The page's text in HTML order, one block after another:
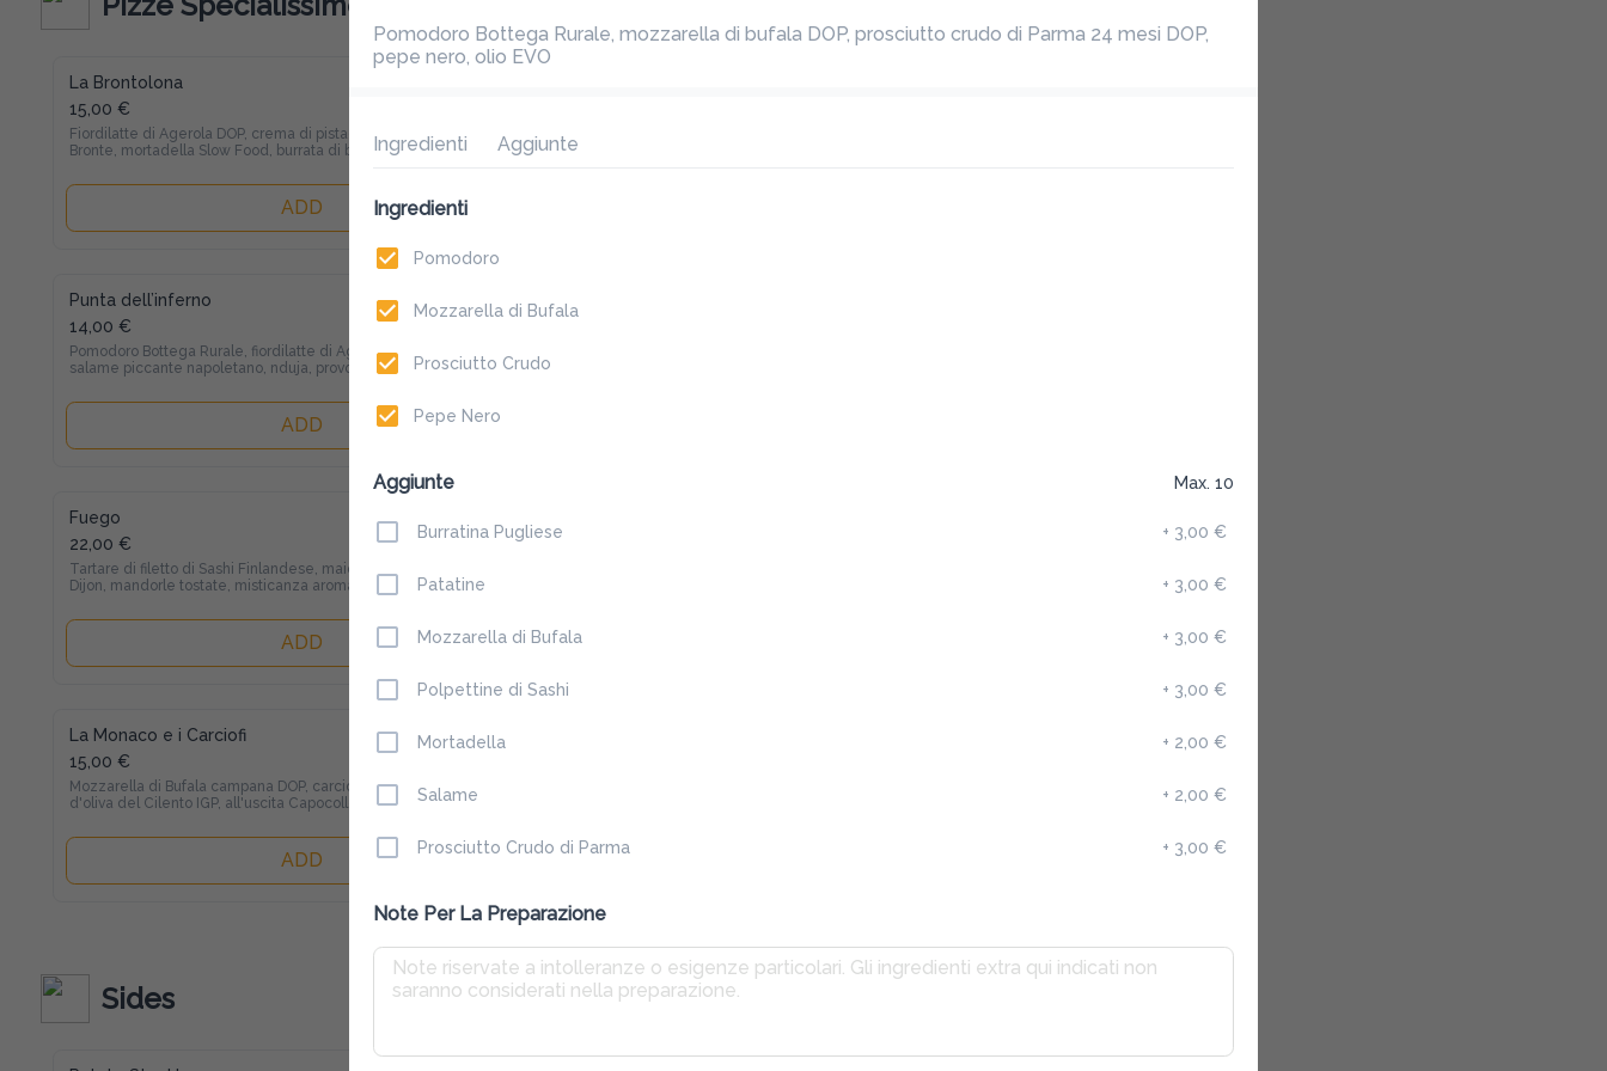
La Brontolona
15,00 €
Fiordilatte di Agerola DOP, crema di pistacchio di
Bronte, mortadella Slow Food, burrata di bufala,
ADD
Punta dell’inferno
14,00 €
Pomodoro Bottega Rurale, fiordilatte di Agerola,
salame piccante napoletano, nduja, provolone del
ADD
Fuego
22,00 €
Tartare di filetto di Sashi Finlandese, maionese alla
Dijon, mandorle tostate, misticanza aromatica di
ADD
La Monaco e i Carciofi
15,00 €
Mozzarella di Bufala campana DOP, carciofi in olio
d'oliva del Cilento IGP, all'uscita Capocollo
ADD
Sides
Pomodoro Bottega Rurale, mozzarella di bufala DOP, prosciutto crudo di Parma 24 mesi DOP,
pepe nero, olio EVO
Ingredienti Aggiunte
Ingredienti
Pomodoro
Mozzarella di Bufala
Prosciutto Crudo
Pepe Nero
Aggiunte Max. 10
Burratina Pugliese + 3,00 €
Patatine + 3,00 €
Mozzarella di Bufala + 3,00 €
Polpettine di Sashi + 3,00 €
Mortadella + 2,00 €
Salame + 2,00 €
Prosciutto Crudo di Parma + 3,00 €
Note Per La Preparazione